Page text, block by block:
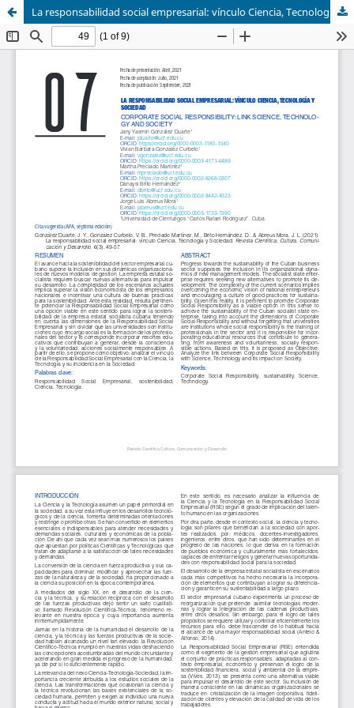
La responsabilidad social empresarial: vínculo Ciencia, Tecnología y Sociedad